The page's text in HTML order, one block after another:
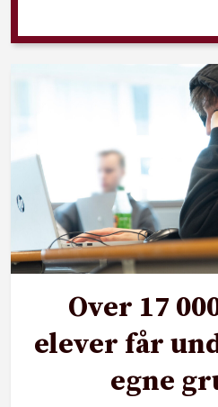
Over 17
elever får
egne